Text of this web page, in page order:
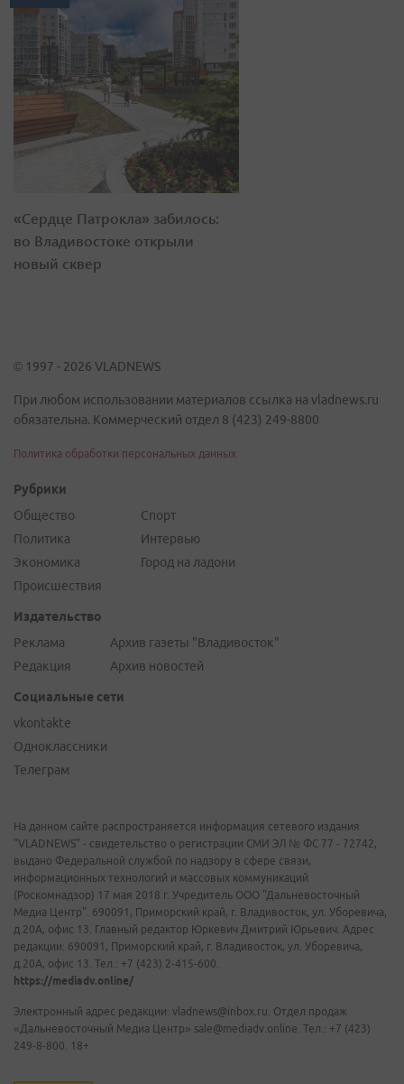
«Сердце Патрокла» забилось:
во Владивостоке открыли
новый сквер
© 1997 - 2026 VLADNEWS
При любом использовании материалов ссылка на vladnews.ru
обязательна. Коммерческий отдел 8 (423) 249-8800
Политика обработки персональных данных
Рубрики
Общество
Политика
Экономика
Происшествия
Спорт
Интервью
Город на ладони
Издательство
Реклама
Редакция
Архив газеты "Владивосток"
Архив новостей
Социальные сети
vkontakte
Одноклассники
Телеграм
На данном сайте распространяется информация сетевого издания
"VLADNEWS" - свидетельство о регистрации СМИ ЭЛ № ФС 77 - 72742,
выдано Федеральной службой по надзору в сфере связи,
информационных технологий и массовых коммуникаций
(Роскомнадзор) 17 мая 2018 г. Учредитель ООО "Дальневосточный
Медиа Центр". 690091, Приморский край, г. Владивосток, ул. Уборевича,
д.20А, офис 13. Главный редактор Юркевич Дмитрий Юрьевич. Адрес
редакции: 690091, Приморский край, г. Владивосток, ул. Уборевича,
д.20А, офис 13. Тел.: +7 (423) 2-415-600.
https://mediadv.online/
Электронный адрес редакции: vladnews@inbox.ru. Отдел продаж
«Дальневосточный Медиа Центр» sale@mediadv.online. Тел.: +7 (423)
249-8-800. 18+